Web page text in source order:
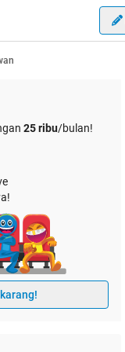
25 ribu/bulan!